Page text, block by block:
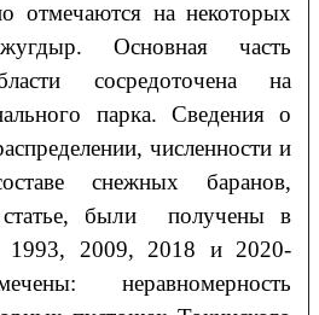
отмечаются на некоторых
Основная часть
сосредоточена на
парка. Сведения о
численности и
снежных баранов,
статье, были получены в
1993, 2009, 2018 и 2020-
неравномерность